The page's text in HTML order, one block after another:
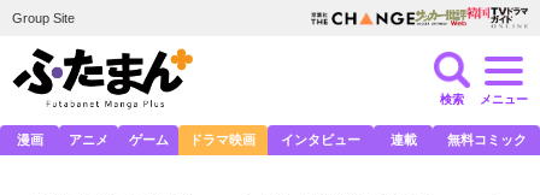
Group Site
検索 メニュー
漫画 アニメ ゲーム ドラマ映画 インタビュー 連載 無料コミック